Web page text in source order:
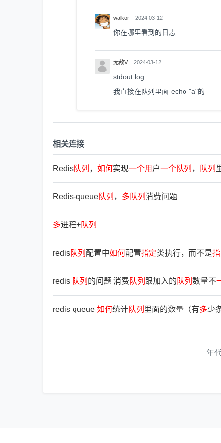
walkor 2024-03-12
你在哪里看到的日志
无敌V 2024-03-12
stdout.log
我直接在队列里面 echo "a"的
相关连接
Redis队列 ， 如何实现一个用 户一个队列 ， 队列
Redis-queue队列 ， 多 队列 消费问题
多进程+队列
redis队列 配置中如何配置指定类执行，而不是指
redis 队列 的问题 消费 队列 跟加入的 队列 数量不
redis-queue 如何统计队列 里面的数量（有多少
年